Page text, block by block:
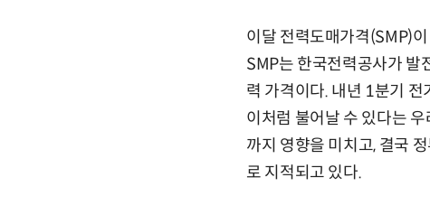
이달 전력도매가격(SMP)
SMP는 한국전력공사가 발
력 가격이다. 내년 1분기
이처럼 불어날 수 있다는
까지 영향을 미치고, 결국
로 지적되고 있다.